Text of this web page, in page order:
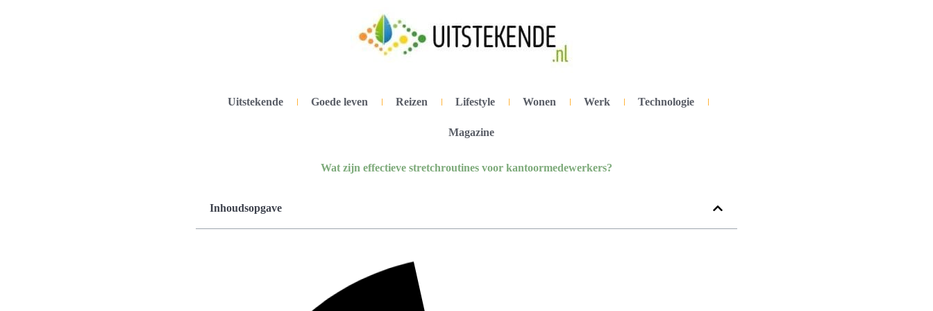
Uitstekende Goede leven Reizen Lifestyle Wonen Werk Technologie
Magazine
Wat zijn effectieve stretchroutines voor kantoormedewerkers?
Inhoudsopgave